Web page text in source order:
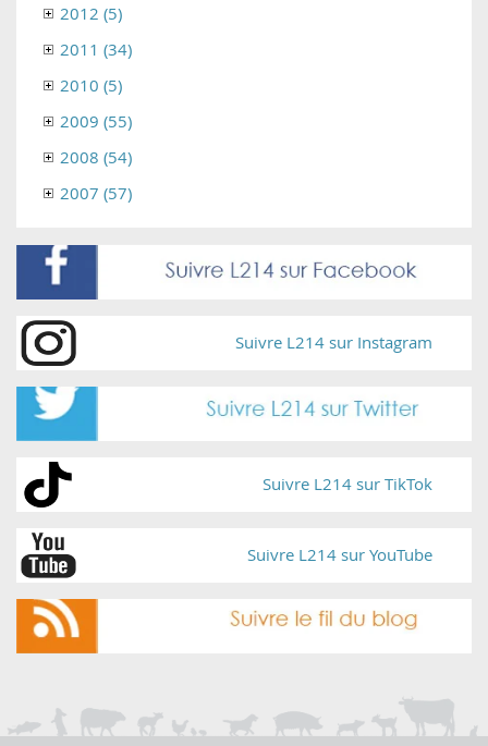
2012 (5)
2011 (34)
2010 (5)
2009 (55)
2008 (54)
2007 (57)
Suivre L214 sur Instagram
Suivre L214 sur TikTok
Suivre L214 sur YouTube